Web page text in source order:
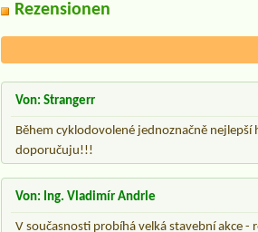
Rezensionen
Von: Strangerr
Během cyklodovolené jednoznačně
doporučuju!!!
Von: Ing. Vladimír Andrle
V současnosti probíhá velká stavební akce